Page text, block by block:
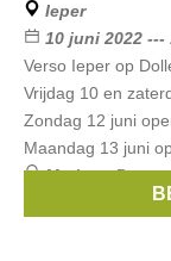
Ieper
10 juni 2022 ---
Verso Ieper op
Vrijdag 10 en
Zondag 12 juni
Maandag 13 juni
Merken:Puma,